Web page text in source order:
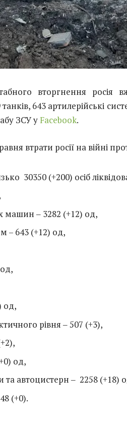
вторгнення росія
643 артилерійські
ЗСУ у Facebook.
втрати росії на війні
30350 (+200) осіб
машин ‒ 3282 (+12) од,
– 643 (+12) од,
од,
рівня ‒ 507 (+3),
од,
та автоцистерн ‒ 2258 (+18)
(+0).